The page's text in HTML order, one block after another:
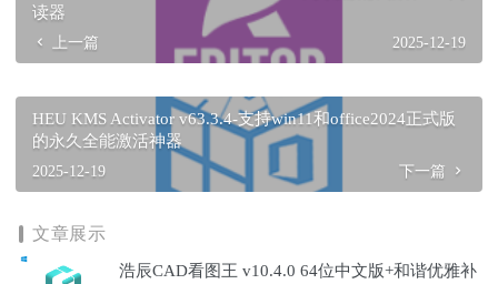
读器
上一篇 2025-12-19
HEU KMS Activator v63.3.4-支持win11和office2024正式版
的永久全能激活神器
2025-12-19 下一篇
文章展示
浩辰CAD看图王 v10.4.0 64位中文版+和谐优雅补